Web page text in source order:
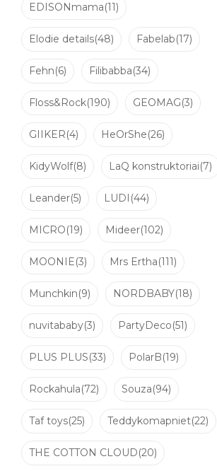
EDISONmama(11)
Elodie details(48) Fabelab(17)
Fehn(6) Filibabba(34)
Floss&Rock(190) GEOMAG(3)
GIIKER(4) HeOrShe(26)
KidyWolf(8) LaQ konstruktoriai(7)
Leander(5) LUDI (44)
MICRO(19) Mideer(102)
MOONIE(3) Mrs Ertha(111)
Munchkin(9) NORDBABY(18)
nuvitababy(3) PartyDeco(51)
PLUS PLUS(33) PolarB(19)
Rockahula(72) Souza(94)
Taf toys(25) Teddykomapniet(22)
THE COTTON CLOUD(20)